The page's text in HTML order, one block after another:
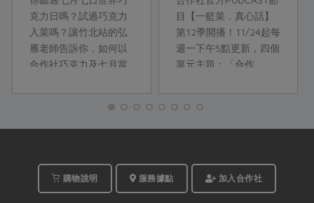
饗宴
克力日嗎？試過巧克力
入菜嗎？讓竹北站的弘
雁老師告訴你，如何以
合作社巧克力及七月當
味的巧克力料理！
目【一籃菜．真心話】
第12季開播！11/24起每
週一下午5點更新，四個
單元主題：「合作
講」、「合作瞭望
物」，精彩合作故事，
購物說明 服務據點 加入合作社